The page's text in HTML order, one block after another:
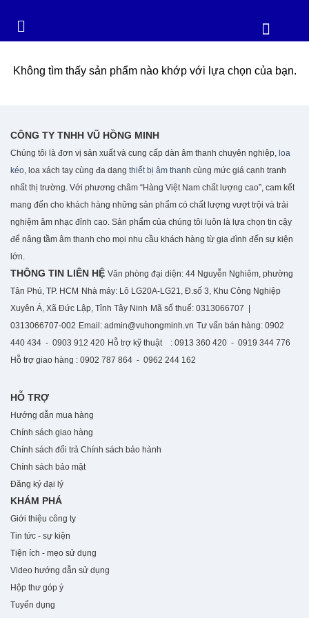
Không tìm thấy sản phẩm nào khớp với lựa chọn của bạn.
CÔNG TY TNHH VŨ HỒNG MINH
Chúng tôi là đơn vị sản xuất và cung cấp dàn âm thanh chuyên nghiệp, loa
kéo, loa xách tay cùng đa dạng thiết bị âm than h cùng mức giá cạnh tranh
nhất thị trường. Với phương châm “Hàng Việt Nam chất lượng cao”, cam kết
mang đến cho khách hàng những sản phẩm có chất lượng vượt trội và trải
nghiệm âm nhạc đỉnh cao. Sản phẩm của chúng tôi luôn là lựa chọn tin cậy
để nâng tầm âm thanh cho mọi nhu cầu khách hàng từ gia đình đến sự kiện
lớn.
THÔNG TIN LIÊN HỆ Văn phòng đại diện: 44 Nguyễn Nghiêm, phường
Tân Phú, TP. HCM Nhà máy: Lô LG20A-LG21, Đ.số 3, Khu Công Nghiệp
Xuyên Á, Xã Đức Lập, Tỉnh Tây Ninh Mã số thuế: 0313066707 |
0313066707-002 Email: admin@vuhongminh.vn Tư vấn bán hàng: 0902
440 434 - 0903 912 420 Hỗ trợ kỹ thuật : 0913 360 420 - 0919 344 776
Hỗ trợ giao hàng : 0902 787 864 - 0962 244 162
HỖ TRỢ
Hướng dẫn mua hàng
Chính sách giao hàng
Chính sách đổi trả Chính sách bảo hành
Chính sách bảo mật
Đăng ký đại lý
KHÁM PHÁ
Giới thiệu công ty
Tin tức - sự kiện
Tiện ích - mẹo sử dụng
Video hướng dẫn sử dụng
Hộp thư góp ý
Tuyển dụng